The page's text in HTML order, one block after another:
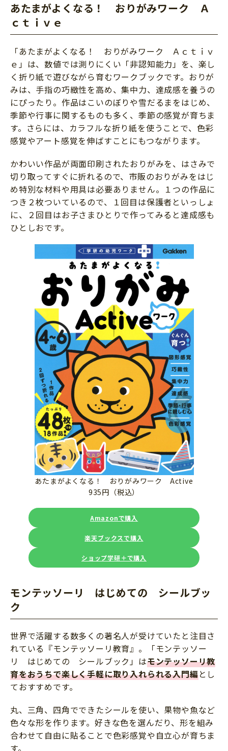
あたまがよくなる！ おりがみワーク Ａ
ｃｔｉｖｅ
「あたまがよくなる！ おりがみワーク Ａｃｔｉｖ
ｅ」は、数値では測りにくい「非認知能力」を、楽し
く折り紙で遊びながら育むワークブックです。おりが
みは、手指の巧緻性を高め、集中力、達成感を養うの
にぴったり。作品はこいのぼりや雪だるまをはじめ、
季節や行事に関するものも多く、季節の感覚が育ちま
す。さらには、カラフルな折り紙を使うことで、色彩
感覚やアート感覚を伸ばすことにもつながります。
かわいい作品が両面印刷されたおりがみを、はさみで
切り取ってすぐに折れるので、市販のおりがみをはじ
め特別な材料や用具は必要ありません。１つの作品に
つき２枚ついているので、１回目は保護者といっしょ
に、２回目はお子さまひとりで作ってみると達成感も
ひとしおです。
あたまがよくなる！ おりがみワーク Active
935円（税込）
Amazonで購入
楽天ブックスで購入
ショップ学研＋で購入
モンテッソーリ はじめての シールブッ
ク
世界で活躍する数多くの著名人が受けていたと注目さ
れている『モンテッソーリ教育』。「モンテッソー
リ はじめての シールブック」はモンテッソーリ教
育をおうちで楽しく手軽に取り入れられる入門編とし
ておすすめです。
丸、三角、四角でできたシールを使い、果物や魚など
色々な形を作ります。好きな色を選んだり、形を組み
合わせて自由に貼ることで色彩感覚や自立心が育ちま
す。